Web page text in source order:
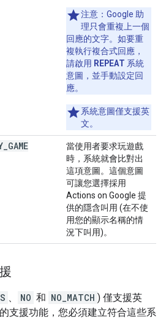
注意： Google 助
理只會重複上一個
回應的文字。如要重
複執行複合式回應，
請啟用 REPEAT 系統
意圖，並手動設定回
應。
系統意圖僅支援英
文。
GAME
當使用者要求玩遊戲
時，系統就會比對出
這項意圖。這個意圖
可讓您選擇採用
Actions on Google 提
供的隱含叫用 (在不使
用您的顯示名稱的情
況下叫用)。
NO 和 NO_MATCH ) 僅支援英
支援功能，您必須建立符合這些系